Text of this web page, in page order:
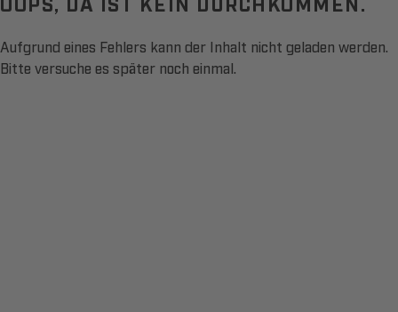
Aufgrund eines Fehlers kann der Inhalt nicht geladen werden.
Bitte versuche es später noch einmal.